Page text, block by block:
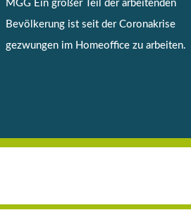
MGG Ein großer Teil der arbeitenden
Bevölkerung ist seit der Coronakrise
gezwungen im Homeoffice zu arbeiten.